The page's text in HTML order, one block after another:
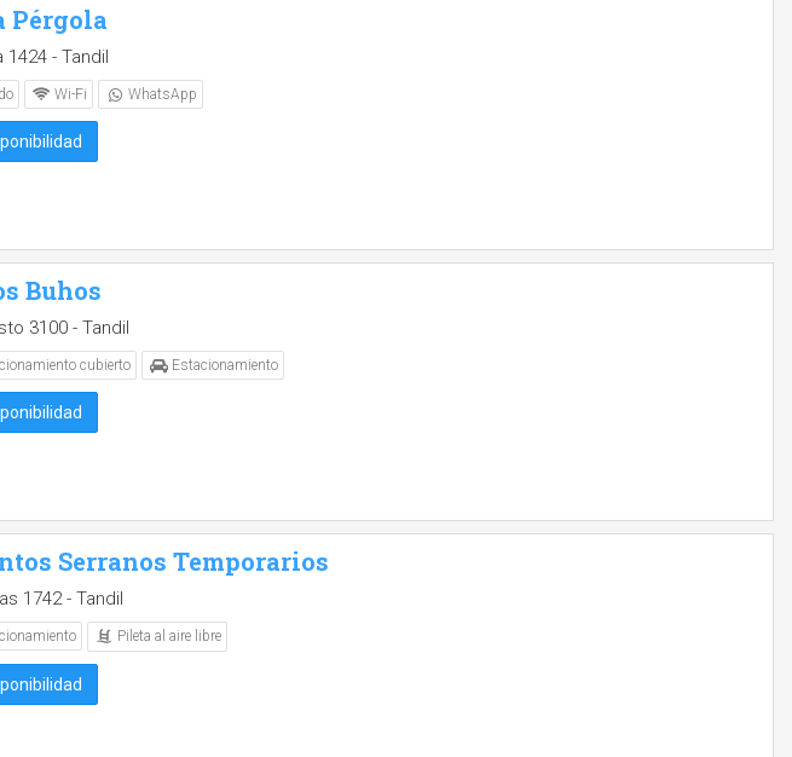
Pérgola
- Tandil
Wi-Fi WhatsApp
Buhos
3100 - Tandil
cubierto Estacionamiento
Serranos Temporarios
1742 - Tandil
Pileta al aire libre